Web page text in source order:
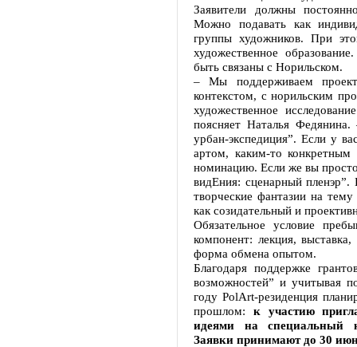
Заявители должны
Можно подавать как
группы художников. При
художественное
быть связаны с Норильском.
– Мы поддерживаем
контекстом, с норильским
художественное
поясняет Наталья
урбан-экспедиция”. Если у
артом, каким-то
номинацию. Если же вы
видЕния: сценарный
творческие фантазии на
как созидательный и
Обязательное условие
компонент: лекция,
форма обмена опытом.
Благодаря поддержке
возможностей” и учитывая
году PolArt-резиденция
прошлом: к участию
идеями на специальный
Заявки принимают до 30